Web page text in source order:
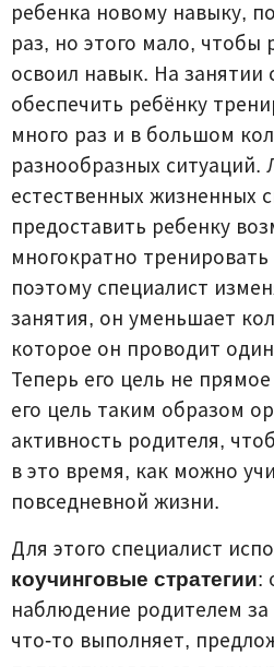
ребенка новому навыку,
раз, но этого мало, чтобы
освоил навык. На занятии
обеспечить ребёнку
много раз и в большом
разнообразных
естественных жизненных
предоставить ребенку
многократно
поэтому специалист
занятия, он уменьшает
которое он проводит
Теперь его цель не
его цель таким образом
активность родителя,
в это время, как можно
повседневной жизни.
Для этого специалист
коучинговые стратегии:
наблюдение родителем за
что-то выполняет,